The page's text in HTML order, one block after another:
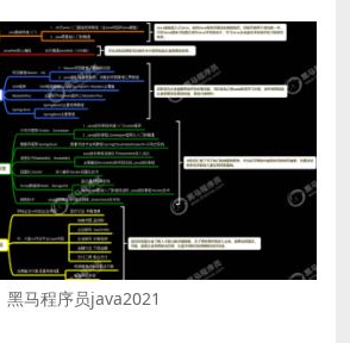
黑马程序员java2021